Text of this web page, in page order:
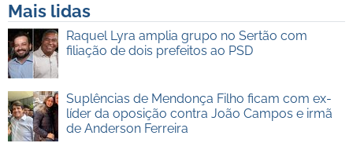
Mais lidas
Raquel Lyra amplia grupo no Sertão com
filiação de dois prefeitos ao PSD
Suplências de Mendonça Filho ficam com ex-
líder da oposição contra João Campos e irmã
de Anderson Ferreira